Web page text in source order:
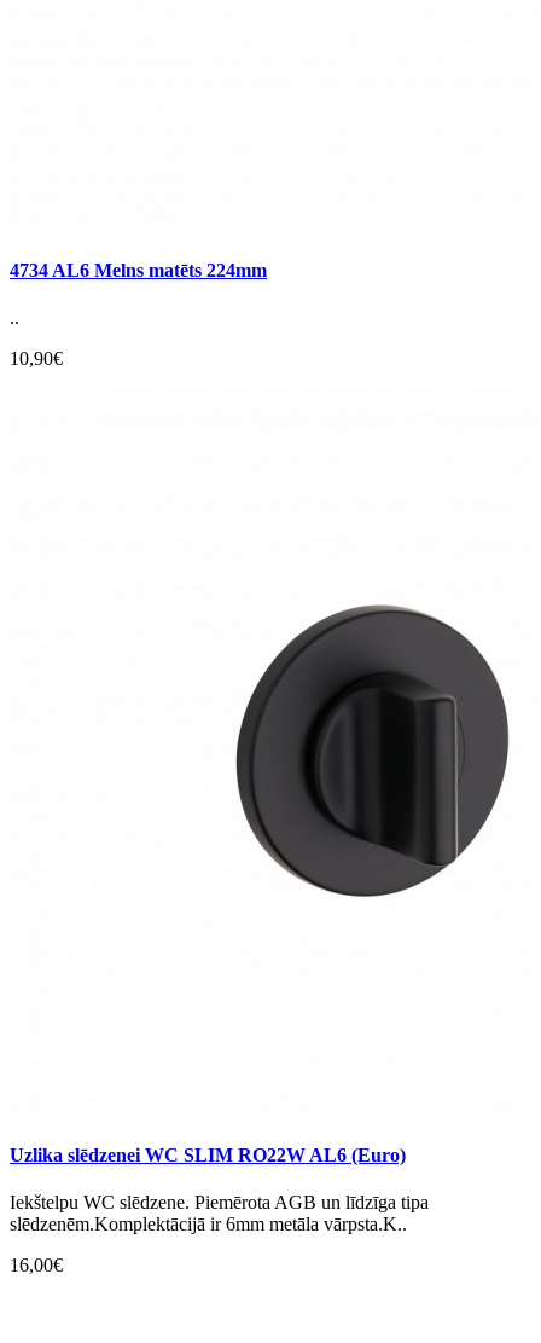
4734 AL6 Melns matēts 224mm
..
10,90€
Uzlika slēdzenei WC SLIM RO22W AL6 (Euro)
Iekštelpu WC slēdzene. Piemērota AGB un līdzīga tipa
slēdzenēm.Komplektācijā ir 6mm metāla vārpsta.K..
16,00€